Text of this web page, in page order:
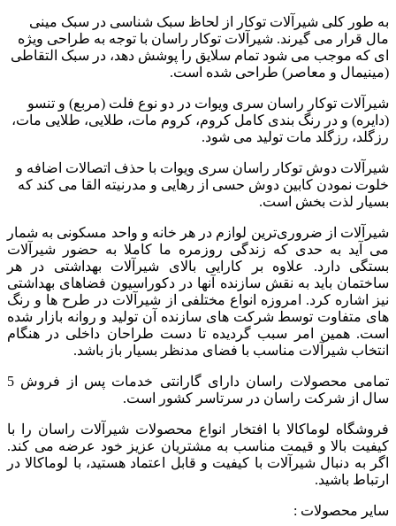
به طور کلی شیرآلات توکار از لحاظ سبک شناسی در سبک مینی
مال قرار می گیرند. شیرآلات توکار راسان با توجه به طراحی ویژه
ای که موجب می شود تمام سلایق را پوشش دهد، در سبک التقاطی
(مینیمال و معاصر) طراحی شده است.
شیرآلات توکار راسان سری ویوات در دو نوع فلت (مربع) و تنسو
(دایره) و در رنگ بندی کامل کروم، کروم مات، طلایی، طلایی مات،
رزگلد، رزگلد مات تولید می شود.
شیرآلات دوش توکار راسان سری ویوات با حذف اتصالات اضافه و
خلوت نمودن کابین دوش حسی از رهایی و مدرنیته القا می کند که
بسیار لذت بخش است.
شیرآلات از ضروری‌ترین لوازم در هر خانه و واحد مسکونی به شمار
می آید به حدی که زندگی روزمره ما کاملا به حضور شیرآلات
بستگی دارد. علاوه بر کارایی بالای شیرآلات بهداشتی در هر
ساختمان باید به نقش سازنده آنها در دکوراسیون فضاهای بهداشتی
نیز اشاره کرد. امروزه انواع مختلفی از شیرآلات در طرح ها و رنگ
های متفاوت توسط شرکت های سازنده آن تولید و روانه بازار شده
است. همین امر سبب گردیده تا دست طراحان داخلی در هنگام
انتخاب شیرآلات مناسب با فضای مدنظر بسیار باز باشد.
تمامی محصولات راسان دارای
گارانتی خدمات پس از فروش 5
سال از شرکت راسان در سرتاسر کشور است.
فروشگاه لوماکالا با افتخار انواع محصولات شیرآلات راسان را با
کیفیت بالا و قیمت مناسب به مشتریان عزیز خود عرضه می کند.
اگر به دنبال شیرآلات با کیفیت و قابل اعتماد هستید، با لوماکالا در
ارتباط باشید.
سایر محصولات :